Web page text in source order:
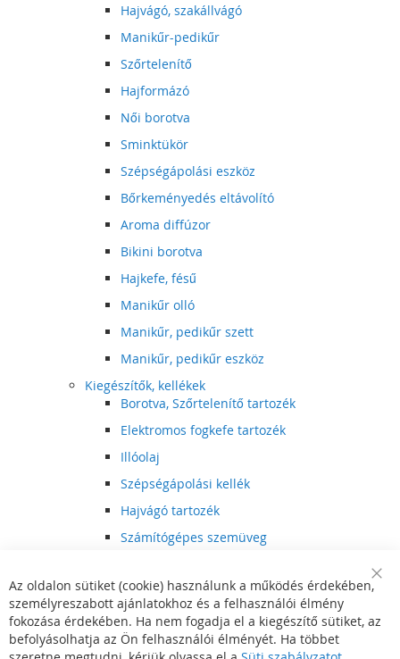
Hajvágó, szakállvágó
Manikűr-pedikűr
Szőrtelenítő
Hajformázó
Női borotva
Sminktükör
Szépségápolási eszköz
Bőrkeményedés eltávolító
Aroma diffúzor
Bikini borotva
Hajkefe, fésű
Manikűr olló
Manikűr, pedikűr szett
Manikűr, pedikűr eszköz
Kiegészítők, kellékek
Borotva, Szőrtelenítő tartozék
Elektromos fogkefe tartozék
Illóolaj
Szépségápolási kellék
Hajvágó tartozék
Számítógépes szemüveg
Hajvágó kiegészítő
Szórakoztató elektronika
Multimédia
DVD, BluRay lejátszó
Bar
Az oldalon sütiket (cookie) használunk a működés érdekében,
személyreszabott ajánlatokhoz és a felhasználói élmény
fokozása érdekében. Ha nem fogadja el a kiegészítő sütiket, az
befolyásolhatja az Ön felhasználói élményét. Ha többet